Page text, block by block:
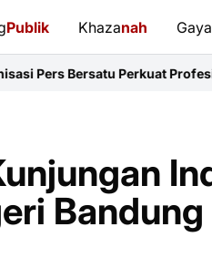
Publik Khazanah Gaya
Perkuat Profesionalisme dan KEJ
Bandung